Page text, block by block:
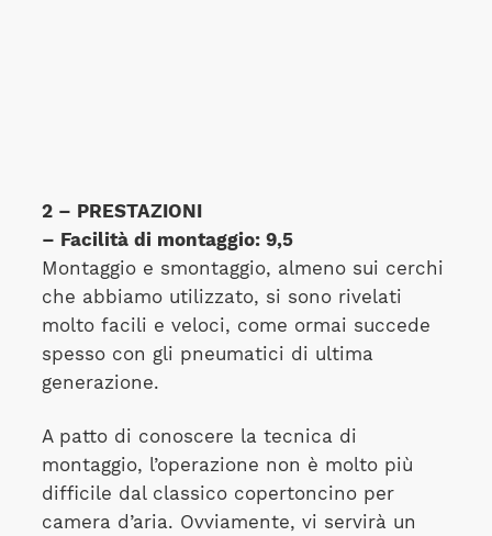
2 – PRESTAZIONI
– Facilità di montaggio: 9,5
Montaggio e smontaggio, almeno sui cerchi
che abbiamo utilizzato, si sono rivelati
molto facili e veloci, come ormai succede
spesso con gli pneumatici di ultima
generazione.
A patto di conoscere la tecnica di
montaggio, l’operazione non è molto più
difficile dal classico copertoncino per
camera d’aria. Ovviamente, vi servirà un